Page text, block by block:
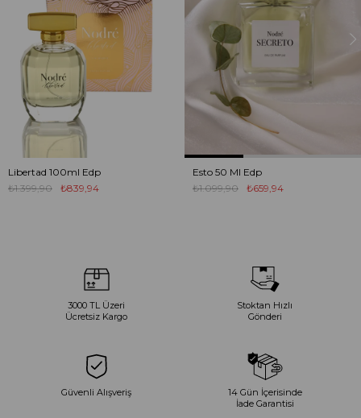
Libertad 100ml Edp
₺839,94
₺1.399,90
Esto 50 Ml Edp
₺659,94
₺1.099,90
3000 TL Üzeri
Ücretsiz Kargo
Stoktan Hızlı
Gönderi
Güvenli Alışveriş
14 Gün İçerisinde
İade Garantisi